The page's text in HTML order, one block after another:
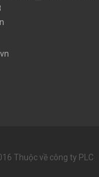
Thuộc về công ty PLC